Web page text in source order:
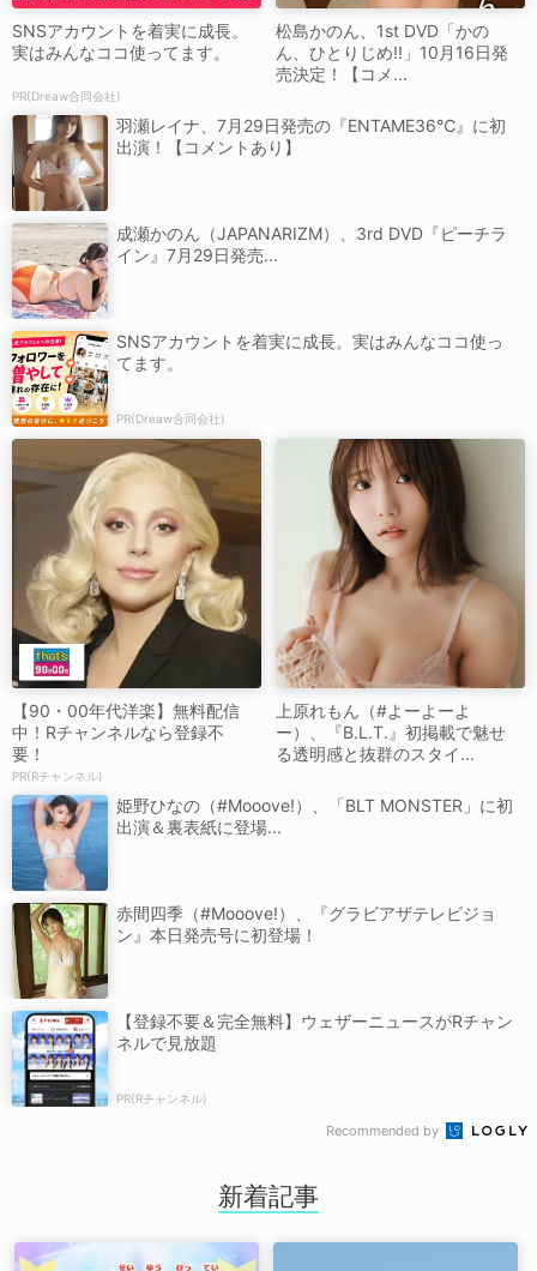
SNSアカウントを着実に成長。
実はみんなココ使ってます。
PR(Dreaw合同会社)
松島かのん、1st DVD「かの
ん、ひとりじめ!!」10月16日発
売決定！【コメ...
羽瀬レイナ、7月29日発売の『ENTAME36℃』に初
出演！【コメントあり】
成瀬かのん（JAPANARIZM）、3rd DVD『ピーチラ
イン』7月29日発売...
SNSアカウントを着実に成長。実はみんなココ使っ
てます。
PR(Dreaw合同会社)
【90・00年代洋楽】無料配信
中！Rチャンネルなら登録不
要！
PR(Rチャンネル)
上原れもん（#よーよーよ
ー）、『B.L.T.』初掲載で魅せ
る透明感と抜群のスタイ...
姫野ひなの（#Mooove!）、「BLT MONSTER」に初
出演＆裏表紙に登場...
赤間四季（#Mooove!）、『グラビアザテレビジョ
ン』本日発売号に初登場！
【登録不要＆完全無料】ウェザーニュースがRチャン
ネルで見放題
PR(Rチャンネル)
Recommended by
新着記事